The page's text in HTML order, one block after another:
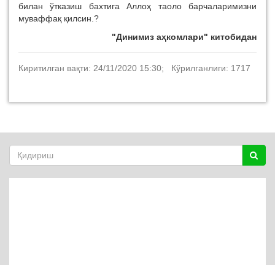
билан ўтказиш бахтига Аллоҳ таоло барчаларимизни
муваффақ қилсин.?
"Динимиз аҳкомлари" китобидан
Киритилган вақти: 24/11/2020 15:30; Кўрилганлиги: 1717